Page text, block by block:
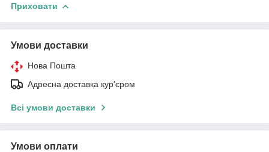
Приховати
Умови доставки
Нова Пошта
Адресна доставка кур'єром
Всі умови доставки
Умови оплати